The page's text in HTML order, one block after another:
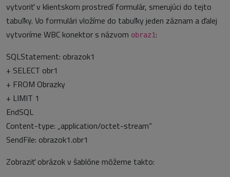
vytvoriť v klientskom prostredí formulár, smerujúci do tejto
tabuľky. Vo formulári vložíme do tabuľky jeden záznam a ďalej
vytvoríme WBC konektor s názvom obraz1:
SQLStatement: obrazok1
+ SELECT obr1
+ FROM Obrazky
+ LIMIT 1
EndSQL
Content-type: „application/octet-stream“
SendFile: obrazok1.obr1
Zobraziť obrázok v šablóne môžeme takto: